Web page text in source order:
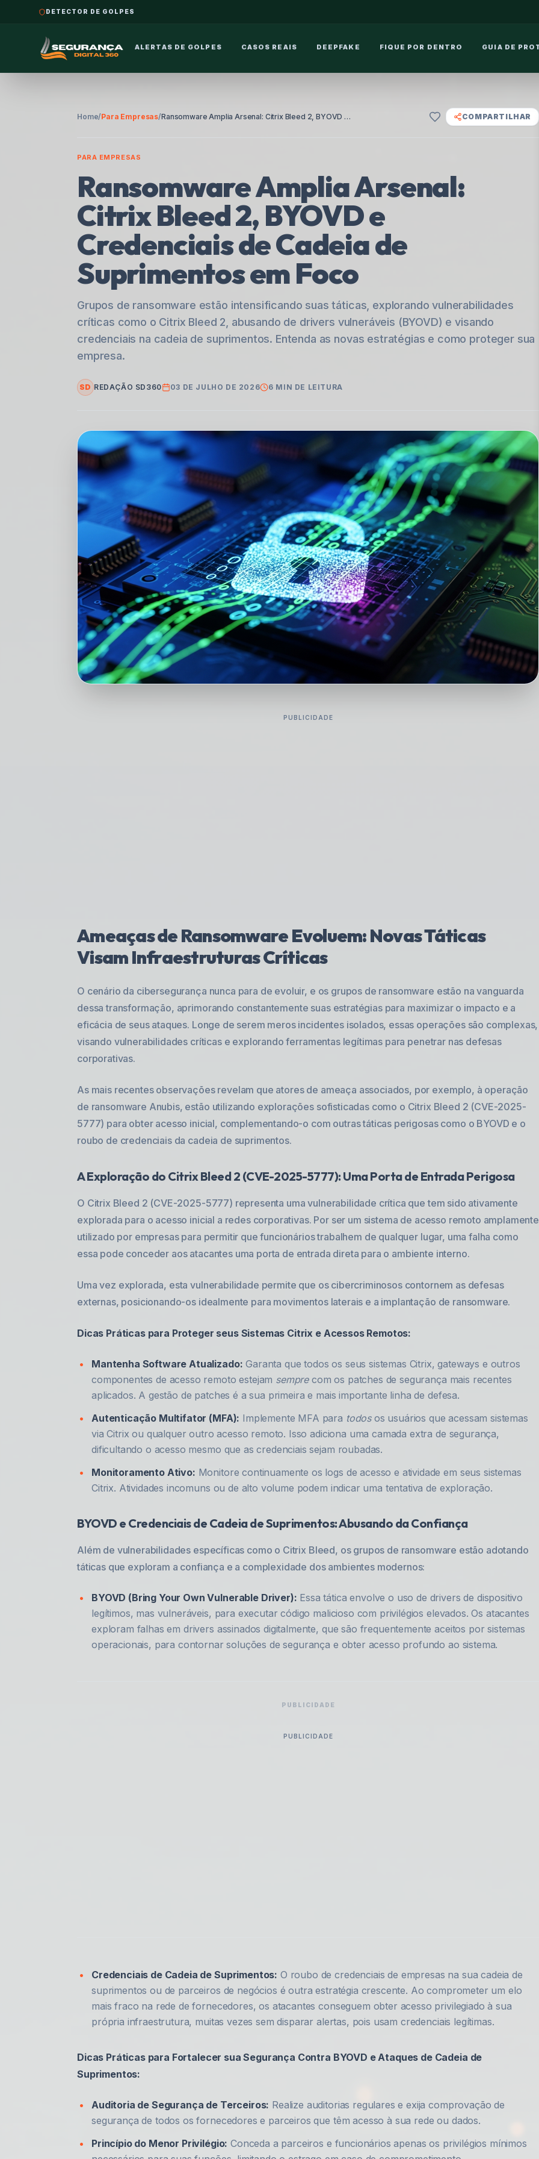
DETECTOR DE GOLPES
ALERTAS DE GOLPES CASOS REAIS DEEPFAKE FIQUE POR DENTRO GUIA DE
Home/Para Empresas/ Ransomware Amplia Arsenal: Citrix Bleed 2, BYOVD e Credenciais de Cadeia de Suprimentos em Foco COMPARTILHAR
PARA EMPRESAS
Ransomware Amplia Arsenal:
Citrix Bleed 2, BYOVD e
Credenciais de Cadeia de
Suprimentos em Foco
Grupos de ransomware estão intensificando suas táticas, explorando vulnerabilidades
críticas como o Citrix Bleed 2, abusando de drivers vulneráveis (BYOVD) e visando
credenciais na cadeia de suprimentos. Entenda as novas estratégias e como proteger sua
empresa.
SD REDAÇÃO SD360 03 DE JULHO DE 2026 6 MIN DE LEITURA
PUBLICIDADE
Ameaças de Ransomware Evoluem: Novas Táticas
Visam Infraestruturas Críticas
O cenário da cibersegurança nunca para de evoluir, e os grupos de ransomware estão na vanguarda
dessa transformação, aprimorando constantemente suas estratégias para maximizar o impacto e a
eficácia de seus ataques. Longe de serem meros incidentes isolados, essas operações são complexas,
visando vulnerabilidades críticas e explorando ferramentas legítimas para penetrar nas defesas
corporativas.
As mais recentes observações revelam que atores de ameaça associados, por exemplo, à operação
de ransomware Anubis, estão utilizando explorações sofisticadas como o Citrix Bleed 2 (CVE-2025-
5777) para obter acesso inicial, complementando-o com outras táticas perigosas como o BYOVD e o
roubo de credenciais da cadeia de suprimentos.
A Exploração do Citrix Bleed 2 (CVE-2025-5777): Uma Porta de Entrada Perigosa
O Citrix Bleed 2 (CVE-2025-5777) representa uma vulnerabilidade crítica que tem sido ativamente
explorada para o acesso inicial a redes corporativas. Por ser um sistema de acesso remoto amplamente
utilizado por empresas para permitir que funcionários trabalhem de qualquer lugar, uma falha como
essa pode conceder aos atacantes uma porta de entrada direta para o ambiente interno.
Uma vez explorada, esta vulnerabilidade permite que os cibercriminosos contornem as defesas
externas, posicionando-os idealmente para movimentos laterais e a implantação de ransomware.
Dicas Práticas para Proteger seus Sistemas Citrix e Acessos Remotos:
Mantenha Software Atualizado: Garanta que todos os seus sistemas Citrix, gateways e outros
componentes de acesso remoto estejam semprecom os patches de segurança mais recentes
aplicados. A gestão de patches é a sua primeira e mais importante linha de defesa.
Autenticação Multifator (MFA): Implemente MFA para todosos usuários que acessam sistemas
via Citrix ou qualquer outro acesso remoto. Isso adiciona uma camada extra de segurança,
dificultando o acesso mesmo que as credenciais sejam roubadas.
Monitoramento Ativo: Monitore continuamente os logs de acesso e atividade em seus sistemas
Citrix. Atividades incomuns ou de alto volume podem indicar uma tentativa de exploração.
BYOVD e Credenciais de Cadeia de Suprimentos: Abusando da Confiança
Além de vulnerabilidades específicas como o Citrix Bleed, os grupos de ransomware estão adotando
táticas que exploram a confiança e a complexidade dos ambientes modernos:
BYOVD (Bring Your Own Vulnerable Driver): Essa tática envolve o uso de drivers de dispositivo
legítimos, mas vulneráveis, para executar código malicioso com privilégios elevados. Os atacantes
exploram falhas em drivers assinados digitalmente, que são frequentemente aceitos por sistemas
operacionais, para contornar soluções de segurança e obter acesso profundo ao sistema.
PUBLICIDADE
PUBLICIDADE
Credenciais de Cadeia de Suprimentos: O roubo de credenciais de empresas na sua cadeia de
suprimentos ou de parceiros de negócios é outra estratégia crescente. Ao comprometer um elo
mais fraco na rede de fornecedores, os atacantes conseguem obter acesso privilegiado à sua
própria infraestrutura, muitas vezes sem disparar alertas, pois usam credenciais legítimas.
Dicas Práticas para Fortalecer sua Segurança Contra BYOVD e Ataques de Cadeia de
Suprimentos:
Auditoria de Segurança de Terceiros: Realize auditorias regulares e exija comprovação de
segurança de todos os fornecedores e parceiros que têm acesso à sua rede ou dados.
Princípio do Menor Privilégio: Conceda a parceiros e funcionários apenas os privilégios mínimos